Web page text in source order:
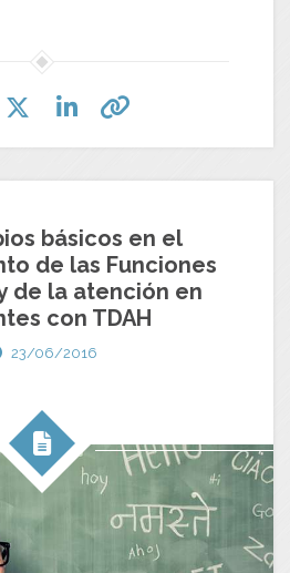
básicos en el
de las Funciones
de la atención en
con TDAH
23/06/2016